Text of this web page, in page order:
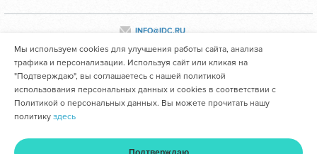
INFO@IDC.RU
Все персональные данные сотрудников размещены с их
согласия
Областное государственное автономное учреждение
здравоохранения "Иркутский областной клинический
Мы используем cookies для улучшения работы сайта, анализа
трафика и персонализации. Используя сайт или кликая на
"Подтверждаю", вы соглашаетесь с нашей политикой
использования персональных данных и cookies в соответствии с
Политикой о персональных данных. Вы можете прочитать нашу
политику здесь